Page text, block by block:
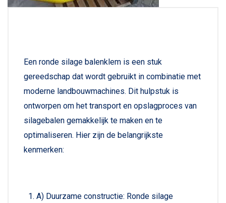
Een ronde silage balenklem is een stuk
gereedschap dat wordt gebruikt in combinatie met
moderne landbouwmachines. Dit hulpstuk is
ontworpen om het transport en opslagproces van
silagebalen gemakkelijk te maken en te
optimaliseren. Hier zijn de belangrijkste
kenmerken:
A) Duurzame constructie: Ronde silage